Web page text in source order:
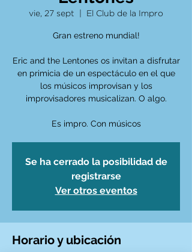
vie, 27 sept El Club de la Impro
Gran estreno mundial!
Eric and the Lentones os invitan a disfrutar
en primicia de un espectáculo en el que
los músicos improvisan y los
improvisadores musicalizan. O algo.
Es impro. Con músicos
Se ha cerrado la posibilidad de
registrarse
Ver otros eventos
Horario y ubicación